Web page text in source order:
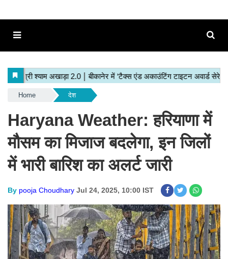
Home देश
Haryana Weather: हरियाणा में
मौसम का मिजाज बदलेगा, इन जिलों
में भारी बारिश का अलर्ट जारी
By pooja Choudhary Jul 24, 2025, 10:00 IST